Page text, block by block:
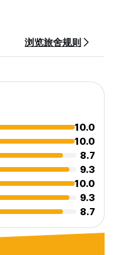
from original
浏览旅舍规则
10.0
10.0
8.7
9.3
10.0
9.3
8.7